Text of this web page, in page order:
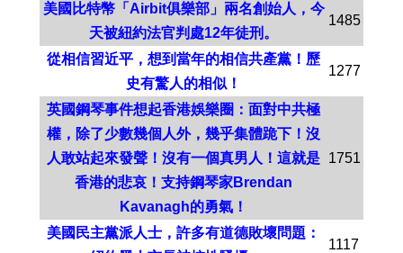
美國比特幣「Airbit俱樂部」兩名創始人，今
天被紐約法官判處12年徒刑。
1485
從相信習近平，想到當年的相信共產黨！歷
史有驚人的相似！
1277
英國鋼琴事件想起香港娛樂圈：面對中共極
權，除了少數幾個人外，幾乎集體跪下！沒
人敢站起來發聲！沒有一個真男人！這就是
香港的悲哀！支持鋼琴家Brendan
Kavanagh的勇氣！
1751
美國民主黨派人士，許多有道德敗壞問題：
1117